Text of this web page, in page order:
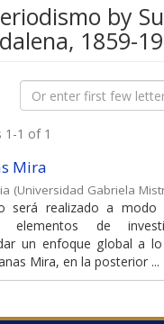
by
1859-
1-1 of 1
Mira
(Universidad Gabriela
será realizado a
elementos de
un enfoque global a
Mira, en la posterior ...